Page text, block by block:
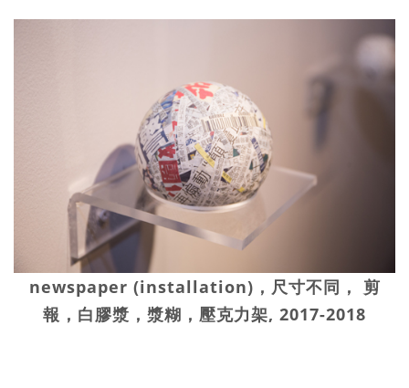
newspaper (installation)，尺寸不同， 剪
報，白膠漿，漿糊，壓克力架, 2017-2018